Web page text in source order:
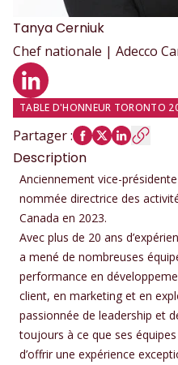
TanyaCerniuk
Chef nationale | Adecco
Profil LinkedIn
TABLE D'HONNEUR TORONTO
Partager:
Description
Anciennement vice-
nommée directrice des
Canada en 2023.
Avec plus de 20 ans
a mené de nombreuses
performance en
client, en marketing et en
passionnée de leadership et
toujours à ce que ses
d’offrir une expérience